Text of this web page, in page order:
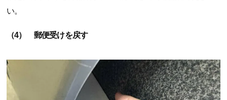
い。
（4） 郵便受けを戻す